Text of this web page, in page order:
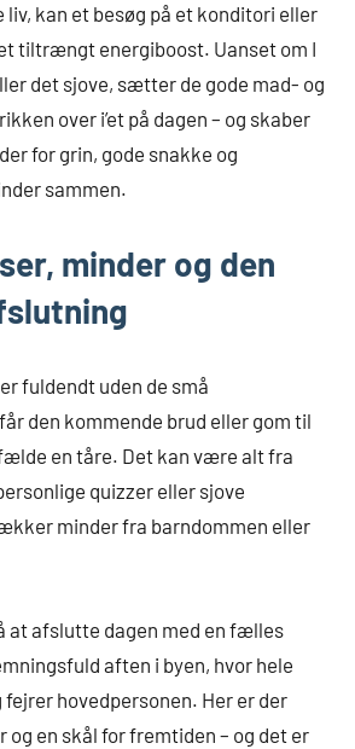
liv, kan et besøg på et konditori eller
tiltrængt energiboost. Uanset om I
det sjove, sætter de gode mad- og
over i’et på dagen – og skaber
for grin, gode snakke og
sammen.
minder og den
fuldendt uden de små
den kommende brud eller gom til
en tåre. Det kan være alt fra
quizzer eller sjove
minder fra barndommen eller
at afslutte dagen med en fælles
aften i byen, hvor hele
fejrer hovedpersonen. Her er der
og en skål for fremtiden – og det er